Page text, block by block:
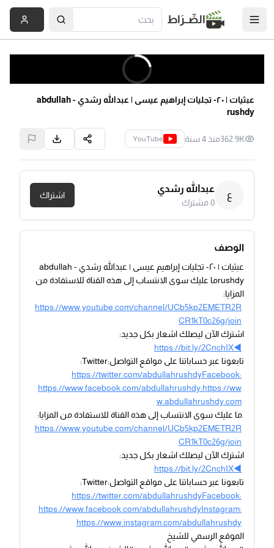
الصِّــرَاط
عبثيات | ٢٠- تجليات إبراهيم عيسى | عبدالله رشدي - abdullah
rushdy
362.9Kمنذ 4 سنة YouTube
ع
عبدالله رشدي
0مشترك
اشتراك
الوصف
عبثيات | ٢٠- تجليات إبراهيم عيسى | عبدالله رشدي - abdullah
rushdyما عليك سوى الانتساب إلى هذه القناة للاستفادة من
المزايا:
https://www.youtube.com/channel/UCb5kp2EMETR2R
CR1kT0c26g/join
اشترك الآن ليصلك اشعار بكل جديد:
https://bit.ly/2CnchIX◀
تابعونا عبر حساباتنا على مواقع التواصل:Twitter:
https://twitter.com/abdullahrushdyFacebook:
https://www.facebook.com/abdullahrushdy:https://ww
w.abdullahrushdy.com
.ما عليك سوى الانتساب إلى هذه القناة للاستفادة من المزايا:
https://www.youtube.com/channel/UCb5kp2EMETR2R
CR1kT0c26g/join
اشترك الآن ليصلك اشعار بكل جديد:
https://bit.ly/2CnchIX◀
تابعونا عبر حساباتنا على مواقع التواصل:Twitter:
https://twitter.com/abdullahrushdyFacebook:
https://www.facebook.com/abdullahrushdyInstagram:
https://www.instagram.com/abdullahrushdy
الموقع الرسمي للشيخ